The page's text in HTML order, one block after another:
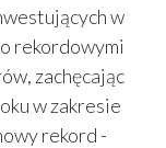
w
rekordowymi
zachęcając
w zakresie
rekord -